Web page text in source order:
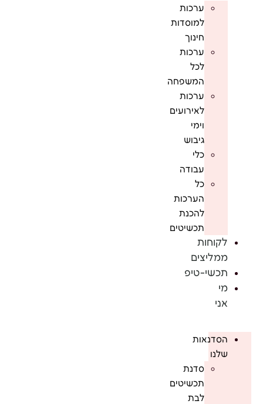
ערכות
למוסדות
חינוך
ערכות
לכל
המשפחה
ערכות
לאירועים
וימי
גיבוש
כלי
עבודה
כל
הערכות
להכנת
תכשיטים
לקוחות
ממליצים
תכשי-טיפ
מי
אני
הסדנאות
שלנו
סדנת
תכשיטים
לבת